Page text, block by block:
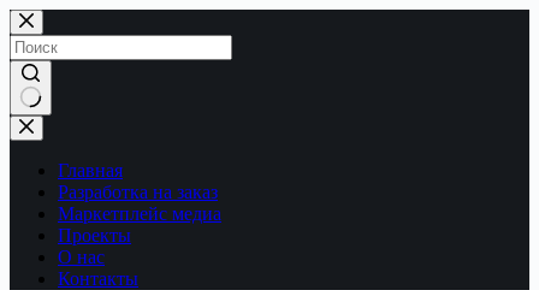
Перейти
к
сути
Ничего
не
найденоГлавная
Разработка на заказ
Маркетплейс медиа
Проекты
О нас
Контакты